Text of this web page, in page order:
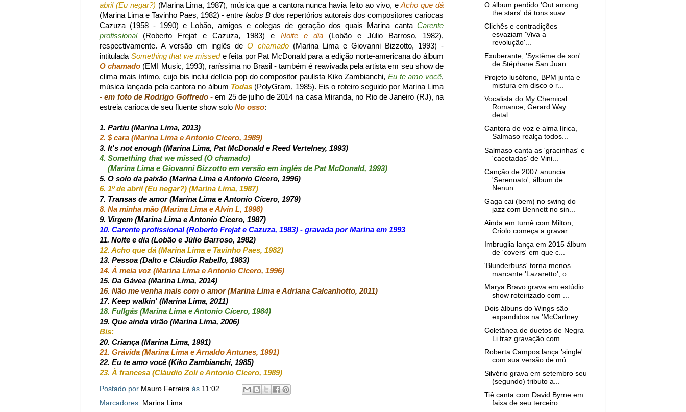
abril (Eu negar?) (Marina Lima, 1987), música que a cantora nunca havia feito ao vivo, eAcho que dá
(Marina Lima e Tavinho Paes, 1982) - entre lados Bdos repertórios autorais dos compositores cariocas
Cazuza (1958 - 1990) e Lobão, amigos e colegas de geração dos quais Marina canta Carente
profissional(Roberto Frejat e Cazuza, 1983) e Noite e dia(Lobão e Júlio Barroso, 1982),
respectivamente. A versão em inglês deO chamado(Marina Lima e Giovanni Bizzotto, 1993) -
intitulada Something that we missede feita por Pat McDonald para a edição norte-americana do álbum
O chamado (EMI Music, 1993), raríssima no Brasil - também é reavivada pela artista em seu show de
clima mais íntimo, cujo bis inclui delícia pop do compositor paulista Kiko Zambianchi, Eu te amo você,
música lançada pela cantora no álbum Todas (PolyGram, 1985). Eis o roteiro seguido por Marina Lima
- em foto de Rodrigo Goffredo - em 25 de julho de 2014 na casa Miranda, no Rio de Janeiro (RJ), na
estreia carioca de seu fluente show solo No osso:
1. Partiu (Marina Lima, 2013)
2. $ cara (Marina Lima e Antonio Cícero, 1989)
3. It's not enough (Marina Lima, Pat McDonald e Reed Vertelney, 1993)
4. Something that we missed (O chamado)
(Marina Lima e Giovanni Bizzotto em versão em inglês de Pat McDonald, 1993)
5. O solo da paixão (Marina Lima e Antonio Cícero, 1996)
6. 1º de abril (Eu negar?) (Marina Lima, 1987)
7. Transas de amor (Marina Lima e Antonio Cícero, 1979)
8. Na minha mão (Marina Lima e Alvin L, 1998)
9. Virgem (Marina Lima e Antonio Cícero, 1987)
10. Carente profissional (Roberto Frejat e Cazuza, 1983) - gravada por Marina em 1993
11. Noite e dia (Lobão e Júlio Barroso, 1982)
12. Acho que dá (Marina Lima e Tavinho Paes, 1982)
13. Pessoa (Dalto e Cláudio Rabello, 1983)
14. À meia voz (Marina Lima e Antonio Cícero, 1996)
15. Da Gávea (Marina Lima, 2014)
16. Não me venha mais com o amor (Marina Lima e Adriana Calcanhotto, 2011)
17. Keep walkin' (Marina Lima, 2011)
18. Fullgás (Marina Lima e Antonio Cícero, 1984)
19. Que ainda virão (Marina Lima, 2006)
Bis:
20. Criança (Marina Lima, 1991)
21. Grávida (Marina Lima e Arnaldo Antunes, 1991)
22. Eu te amo você (Kiko Zambianchi, 1985)
23. À francesa (Cláudio Zoli e Antonio Cícero, 1989)
Postado por Mauro Ferreira às 11:02
Marcadores: Marina Lima
O álbum perdido 'Out among
the stars' dá tons suav...
Clichês e contradições
esvaziam 'Viva a
revolução'...
Exuberante, 'Système de son'
de Stéphane San Juan ...
Projeto lusófono, BPM junta e
mistura em disco o r...
Vocalista do My Chemical
Romance, Gerard Way
detal...
Cantora de voz e alma lírica,
Salmaso realça todos...
Salmaso canta as 'gracinhas' e
'cacetadas' de Vini...
Canção de 2007 anuncia
'Serenoato', álbum de
Nenun...
Gaga cai (bem) no swing do
jazz com Bennett no sin...
Ainda em turnê com Milton,
Criolo começa a gravar ...
Imbruglia lança em 2015 álbum
de 'covers' em que c...
'Blunderbuss' torna menos
marcante 'Lazaretto', o ...
Marya Bravo grava em estúdio
show roteirizado com ...
Dois álbuns do Wings são
expandidos na 'McCartney ...
Coletânea de duetos de Negra
Li traz gravação com ...
Roberta Campos lança 'single'
com sua versão de mú...
Silvério grava em setembro seu
(segundo) tributo a...
Tiê canta com David Byrne em
faixa de seu terceiro...